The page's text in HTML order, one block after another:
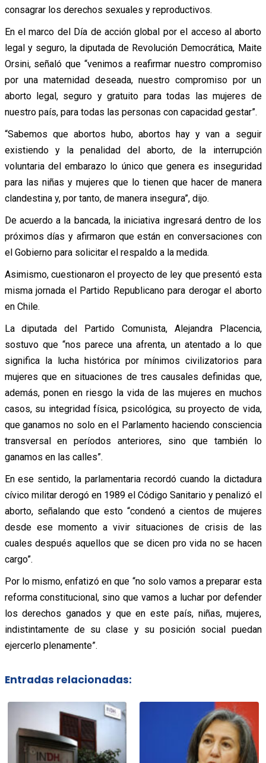
consagrar los derechos sexuales y reproductivos.
En el marco del Día de acción global por el acceso al aborto
legal y seguro, la diputada de Revolución Democrática, Maite
Orsini, señaló que “venimos a reafirmar nuestro compromiso
por una maternidad deseada, nuestro compromiso por un
aborto legal, seguro y gratuito para todas las mujeres de
nuestro país, para todas las personas con capacidad gestar”.
“Sabemos que abortos hubo, abortos hay y van a seguir
existiendo y la penalidad del aborto, de la interrupción
voluntaria del embarazo lo único que genera es inseguridad
para las niñas y mujeres que lo tienen que hacer de manera
clandestina y, por tanto, de manera insegura”, dijo.
De acuerdo a la bancada, la iniciativa ingresará dentro de los
próximos días y afirmaron que están en conversaciones con
el Gobierno para solicitar el respaldo a la medida.
Asimismo, cuestionaron el proyecto de ley que presentó esta
misma jornada el Partido Republicano para derogar el aborto
en Chile.
La diputada del Partido Comunista, Alejandra Placencia,
sostuvo que “nos parece una afrenta, un atentado a lo que
significa la lucha histórica por mínimos civilizatorios para
mujeres que en situaciones de tres causales definidas que,
además, ponen en riesgo la vida de las mujeres en muchos
casos, su integridad física, psicológica, su proyecto de vida,
que ganamos no solo en el Parlamento haciendo consciencia
transversal en períodos anteriores, sino que también lo
ganamos en las calles”.
En ese sentido, la parlamentaria recordó cuando la dictadura
cívico militar derogó en 1989 el Código Sanitario y penalizó el
aborto, señalando que esto “condenó a cientos de mujeres
desde ese momento a vivir situaciones de crisis de las
cuales después aquellos que se dicen pro vida no se hacen
cargo”.
Por lo mismo, enfatizó en que “no solo vamos a preparar esta
reforma constitucional, sino que vamos a luchar por defender
los derechos ganados y que en este país, niñas, mujeres,
indistintamente de su clase y su posición social puedan
ejercerlo plenamente”.
Entradas relacionadas: